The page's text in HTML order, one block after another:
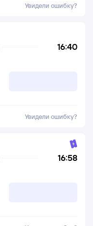
Увидели ошибку?
16:40
Увидели ошибку?
16:58